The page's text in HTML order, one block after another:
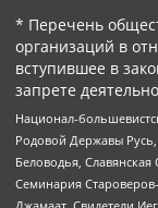
* Перечень
организаций в
вступившее в
запрете
Национал-
Родовой Державы
Беловодья,
Семинария